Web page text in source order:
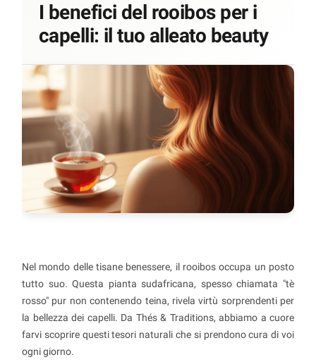
I benefici del rooibos per i
capelli: il tuo alleato beauty
Nel mondo delle tisane benessere, il rooibos occupa un posto
tutto suo. Questa pianta sudafricana, spesso chiamata "tè
rosso" pur non contenendo teina, rivela virtù sorprendenti per
la bellezza dei capelli. Da Thés & Traditions, abbiamo a cuore
farvi scoprire questi tesori naturali che si prendono cura di voi
ogni giorno.